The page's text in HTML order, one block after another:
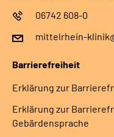
06742 608-0
mittelrhein-
Barrierefreiheit
Erklärung zur
Erklärung zur
Gebärdensprache